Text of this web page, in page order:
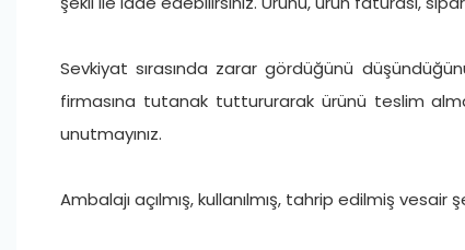
Sevkiyat sırasında zarar gördüğünü
firmasına tutanak tuttururarak ürünü teslim
unutmayınız.
Ambalajı açılmış, kullanılmış, tahrip edilmiş